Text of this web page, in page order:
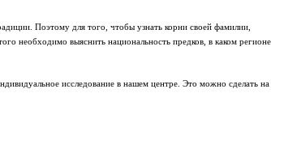
Поэтому для того, чтобы узнать корни своей фамилии,
необходимо выяснить национальность предков, в каком регионе
исследование в нашем центре. Это можно сделать на